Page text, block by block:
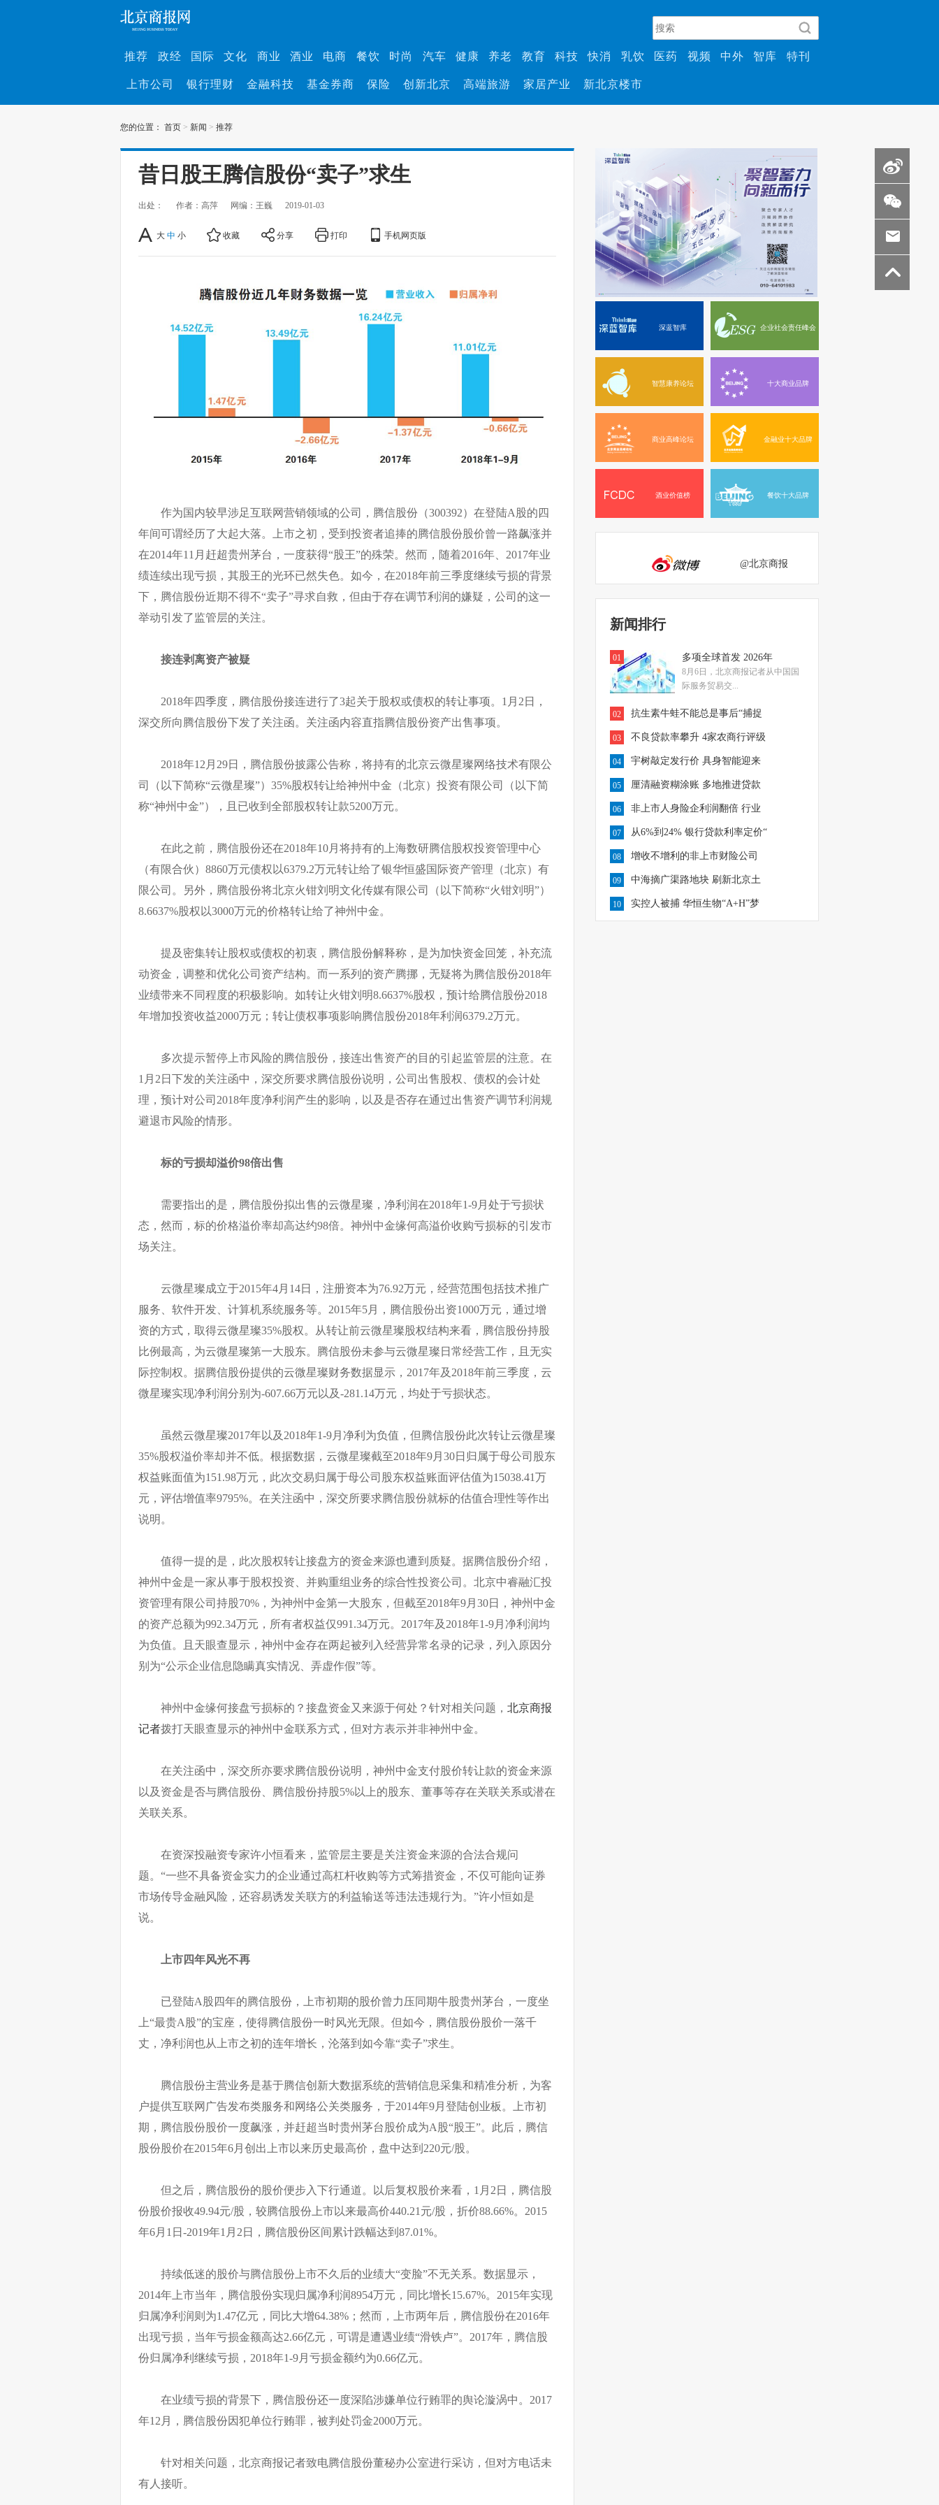
推荐 政经 国际 文化 商业 酒业 电商 餐饮 时尚 汽车 健康 养老 教育 科技 快消 乳饮 医药 视频 中外 智库 特刊
上市公司 银行理财 金融科技 基金券商 保险 创新北京 高端旅游 家居产业 新北京楼市
您的位置： 首页 > 新闻 > 推荐
昔日股王腾信股份“卖子”求生
出处： 作者：高萍 网编：王巍 2019-01-03
大 中 小 收藏 分享 打印 手机网页版
作为国内较早涉足互联网营销领域的公司，腾信股份（300392）在登陆A股的四
年间可谓经历了大起大落。上市之初，受到投资者追捧的腾信股份股价曾一路飙涨并
在2014年11月赶超贵州茅台，一度获得“股王”的殊荣。然而，随着2016年、2017年业
绩连续出现亏损，其股王的光环已然失色。如今，在2018年前三季度继续亏损的背景
下，腾信股份近期不得不“卖子”寻求自救，但由于存在调节利润的嫌疑，公司的这一
举动引发了监管层的关注。
接连剥离资产被疑
2018年四季度，腾信股份接连进行了3起关于股权或债权的转让事项。1月2日，
深交所向腾信股份下发了关注函。关注函内容直指腾信股份资产出售事项。
2018年12月29日，腾信股份披露公告称，将持有的北京云微星璨网络技术有限公
司（以下简称“云微星璨”）35%股权转让给神州中金（北京）投资有限公司（以下简
称“神州中金”），且已收到全部股权转让款5200万元。
在此之前，腾信股份还在2018年10月将持有的上海数研腾信股权投资管理中心
（有限合伙）8860万元债权以6379.2万元转让给了银华恒盛国际资产管理（北京）有
限公司。另外，腾信股份将北京火钳刘明文化传媒有限公司（以下简称“火钳刘明”）
8.6637%股权以3000万元的价格转让给了神州中金。
提及密集转让股权或债权的初衷，腾信股份解释称，是为加快资金回笼，补充流
动资金，调整和优化公司资产结构。而一系列的资产腾挪，无疑将为腾信股份2018年
业绩带来不同程度的积极影响。如转让火钳刘明8.6637%股权，预计给腾信股份2018
年增加投资收益2000万元；转让债权事项影响腾信股份2018年利润6379.2万元。
多次提示暂停上市风险的腾信股份，接连出售资产的目的引起监管层的注意。在
1月2日下发的关注函中，深交所要求腾信股份说明，公司出售股权、债权的会计处
理，预计对公司2018年度净利润产生的影响，以及是否存在通过出售资产调节利润规
避退市风险的情形。
标的亏损却溢价98倍出售
需要指出的是，腾信股份拟出售的云微星璨，净利润在2018年1-9月处于亏损状
态，然而，标的价格溢价率却高达约98倍。神州中金缘何高溢价收购亏损标的引发市
场关注。
云微星璨成立于2015年4月14日，注册资本为76.92万元，经营范围包括技术推广
服务、软件开发、计算机系统服务等。2015年5月，腾信股份出资1000万元，通过增
资的方式，取得云微星璨35%股权。从转让前云微星璨股权结构来看，腾信股份持股
比例最高，为云微星璨第一大股东。腾信股份未参与云微星璨日常经营工作，且无实
际控制权。据腾信股份提供的云微星璨财务数据显示，2017年及2018年前三季度，云
微星璨实现净利润分别为-607.66万元以及-281.14万元，均处于亏损状态。
虽然云微星璨2017年以及2018年1-9月净利为负值，但腾信股份此次转让云微星璨
35%股权溢价率却并不低。根据数据，云微星璨截至2018年9月30日归属于母公司股东
权益账面值为151.98万元，此次交易归属于母公司股东权益账面评估值为15038.41万
元，评估增值率9795%。在关注函中，深交所要求腾信股份就标的估值合理性等作出
说明。
值得一提的是，此次股权转让接盘方的资金来源也遭到质疑。据腾信股份介绍，
神州中金是一家从事于股权投资、并购重组业务的综合性投资公司。北京中睿融汇投
资管理有限公司持股70%，为神州中金第一大股东，但截至2018年9月30日，神州中金
的资产总额为992.34万元，所有者权益仅991.34万元。2017年及2018年1-9月净利润均
为负值。且天眼查显示，神州中金存在两起被列入经营异常名录的记录，列入原因分
别为“公示企业信息隐瞒真实情况、弄虚作假”等。
神州中金缘何接盘亏损标的？接盘资金又来源于何处？针对相关问题， 北京商报
记者拨打天眼查显示的神州中金联系方式，但对方表示并非神州中金。
在关注函中，深交所亦要求腾信股份说明，神州中金支付股价转让款的资金来源
以及资金是否与腾信股份、腾信股份持股5%以上的股东、董事等存在关联关系或潜在
关联关系。
在资深投融资专家许小恒看来，监管层主要是关注资金来源的合法合规问
题。“一些不具备资金实力的企业通过高杠杆收购等方式筹措资金，不仅可能向证券
市场传导金融风险，还容易诱发关联方的利益输送等违法违规行为。”许小恒如是
说。
上市四年风光不再
已登陆A股四年的腾信股份，上市初期的股价曾力压同期牛股贵州茅台，一度坐
上“最贵A股”的宝座，使得腾信股份一时风光无限。但如今，腾信股份股价一落千
丈，净利润也从上市之初的连年增长，沦落到如今靠“卖子”求生。
腾信股份主营业务是基于腾信创新大数据系统的营销信息采集和精准分析，为客
户提供互联网广告发布类服务和网络公关类服务，于2014年9月登陆创业板。上市初
期，腾信股份股价一度飙涨，并赶超当时贵州茅台股价成为A股“股王”。此后，腾信
股份股价在2015年6月创出上市以来历史最高价，盘中达到220元/股。
但之后，腾信股份的股价便步入下行通道。以后复权股价来看，1月2日，腾信股
份股价报收49.94元/股，较腾信股份上市以来最高价440.21元/股，折价88.66%。2015
年6月1日-2019年1月2日，腾信股份区间累计跌幅达到87.01%。
持续低迷的股价与腾信股份上市不久后的业绩大“变脸”不无关系。数据显示，
2014年上市当年，腾信股份实现归属净利润8954万元，同比增长15.67%。2015年实现
归属净利润则为1.47亿元，同比大增64.38%；然而，上市两年后，腾信股份在2016年
出现亏损，当年亏损金额高达2.66亿元，可谓是遭遇业绩“滑铁卢”。2017年，腾信股
份归属净利继续亏损，2018年1-9月亏损金额约为0.66亿元。
在业绩亏损的背景下，腾信股份还一度深陷涉嫌单位行贿罪的舆论漩涡中。2017
年12月，腾信股份因犯单位行贿罪，被判处罚金2000万元。
针对相关问题，北京商报记者致电腾信股份董秘办公室进行采访，但对方电话未
有人接听。
深蓝智库 企业社会责任峰会
智慧康养论坛 十大商业品牌
商业高峰论坛 金融业十大品牌
酒业价值榜 餐饮十大品牌
@北京商报
新闻排行
01 多项全球首发 2026年
8月6日，北京商报记者从中国国
际服务贸易交...
02 抗生素牛蛙不能总是事后“捕捉
03 不良贷款率攀升 4家农商行评级
04 宇树敲定发行价 具身智能迎来
05 厘清融资糊涂账 多地推进贷款
06 非上市人身险企利润翻倍 行业
07 从6%到24% 银行贷款利率定价“
08 增收不增利的非上市财险公司
09 中海摘广渠路地块 刷新北京土
10 实控人被捕 华恒生物“A+H”梦